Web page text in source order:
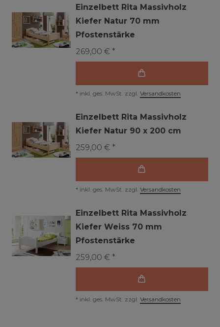
Einzelbett Rita Massivholz
Kiefer Natur 70 mm
Pfostenstärke
269,00 € *
* inkl. ges. MwSt. zzgl. Versandkosten
Einzelbett Rita Massivholz
Kiefer Natur 90 x 200 cm
259,00 € *
* inkl. ges. MwSt. zzgl. Versandkosten
Einzelbett Rita Massivholz
Kiefer Weiss 70 mm
Pfostenstärke
259,00 € *
* inkl. ges. MwSt. zzgl. Versandkosten